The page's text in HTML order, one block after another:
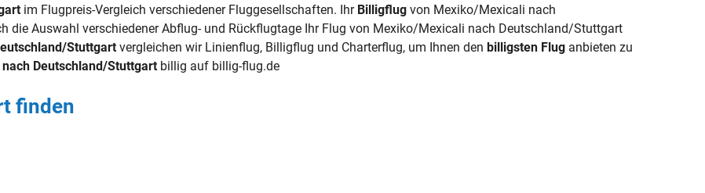
im Flugpreis-Vergleich verschiedener Fluggesellschaften. Ihr Billigflug von Mexiko/Mexicali nach
die Auswahl verschiedener Abflug- und Rückflugtage Ihr Flug von Mexiko/Mexicali nach Deutschland/Stuttgart
Stuttgart vergleichen wir Linienflug, Billigflug und Charterflug, um Ihnen denbilligsten Flug anbieten zu
Deutschland/Stuttgart billig auf billig-flug.de
finden